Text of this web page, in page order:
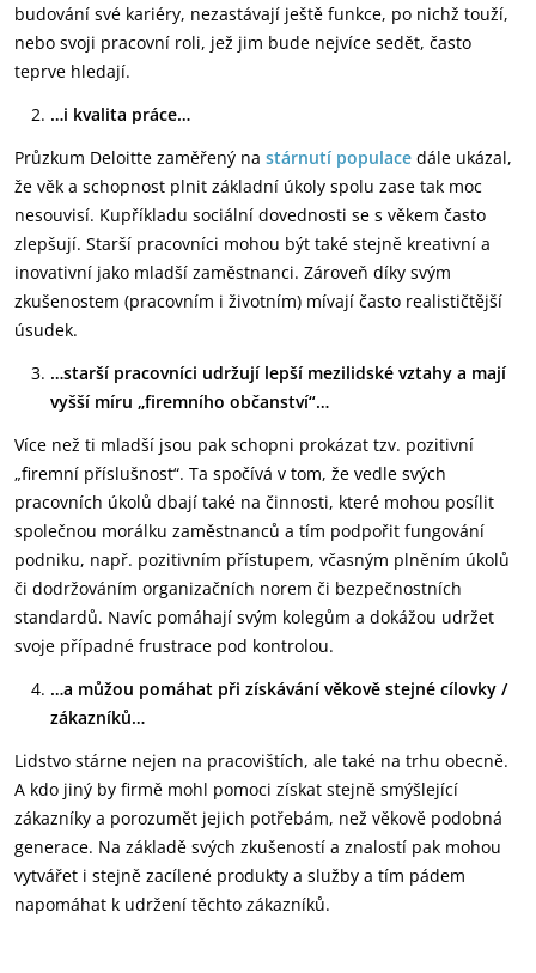
budování své kariéry, nezastávají ještě funkce, po nichž touží,
nebo svoji pracovní roli, jež jim bude nejvíce sedět, často
teprve hledají.
…i kvalita práce…
Průzkum Deloitte zaměřený na stárnutí populace dále ukázal,
že věk a schopnost plnit základní úkoly spolu zase tak moc
nesouvisí. Kupříkladu sociální dovednosti se s věkem často
zlepšují. Starší pracovníci mohou být také stejně kreativní a
inovativní jako mladší zaměstnanci. Zároveň díky svým
zkušenostem (pracovním i životním) mívají často realističtější
úsudek.
…starší pracovníci udržují lepší mezilidské vztahy a mají
vyšší míru „firemního občanství“…
Více než ti mladší jsou pak schopni prokázat tzv. pozitivní
„firemní příslušnost“. Ta spočívá v tom, že vedle svých
pracovních úkolů dbají také na činnosti, které mohou posílit
společnou morálku zaměstnanců a tím podpořit fungování
podniku, např. pozitivním přístupem, včasným plněním úkolů
či dodržováním organizačních norem či bezpečnostních
standardů. Navíc pomáhají svým kolegům a dokážou udržet
svoje případné frustrace pod kontrolou.
…a můžou pomáhat při získávání věkově stejné cílovky /
zákazníků…
Lidstvo stárne nejen na pracovištích, ale také na trhu obecně.
A kdo jiný by firmě mohl pomoci získat stejně smýšlející
zákazníky a porozumět jejich potřebám, než věkově podobná
generace. Na základě svých zkušeností a znalostí pak mohou
vytvářet i stejně zacílené produkty a služby a tím pádem
napomáhat k udržení těchto zákazníků.